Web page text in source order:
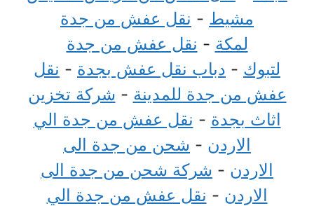
مشيط - نقل عفش من جدة
لمكة - نقل عفش من جدة
لتبوك - دباب نقل عفش بجدة - نقل
عفش من جدة للمدينة - شركة تخزين
اثاث بجدة - نقل عفش من جدة الي
الاردن - شحن من جدة الى
الاردن - شركة شحن من جدة الى
الاردن - نقل عفش من جدة الي